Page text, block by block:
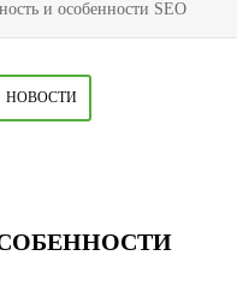
и особенности SEO
НОВОСТИ